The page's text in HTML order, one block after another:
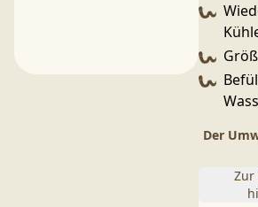
Der
Zur